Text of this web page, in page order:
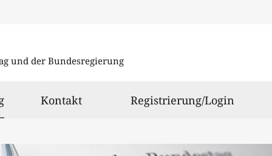
und der Bundesregierung
ausgewählt
Kontakt Registrierung/Login